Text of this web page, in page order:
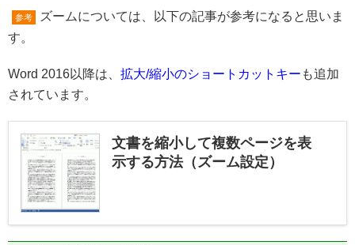
参考
ズームについては、以下の記事が参考になると思いま
す。
Word 2016以降は、 拡大/縮小のショートカットキー も追加
されています。
文書を縮小して複数ページを表
示する方法（ズーム設定）